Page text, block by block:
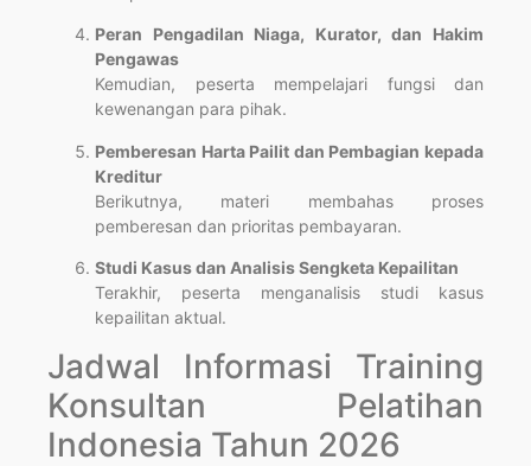
Peran Pengadilan Niaga, Kurator, dan Hakim
Pengawas
Kemudian, peserta mempelajari fungsi dan
kewenangan para pihak.
Pemberesan Harta Pailit dan Pembagian kepada
Kreditur
Berikutnya, materi membahas proses
pemberesan dan prioritas pembayaran.
Studi Kasus dan Analisis Sengketa Kepailitan
Terakhir, peserta menganalisis studi kasus
kepailitan aktual.
Jadwal Informasi Training
Konsultan Pelatihan
Indonesia Tahun 2026